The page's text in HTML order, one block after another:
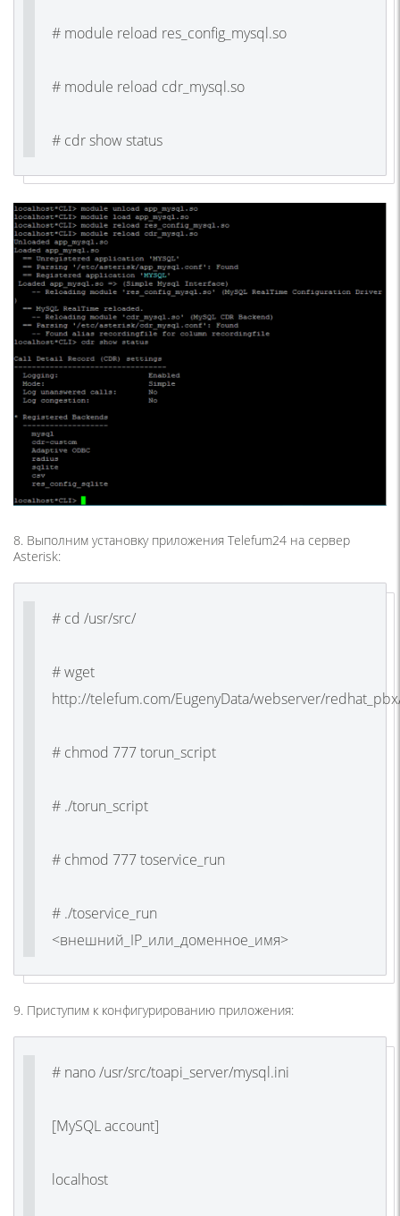
# module reload res_config_mysql.so
# module reload cdr_mysql.so
# cdr show status
8. Выполним установку приложения Telefum24 на сервер
Asterisk:
# cd /usr/src/
# wget
http://telefum.com/EugenyData/webserver/
# chmod 777 torun_script
# ./torun_script
# chmod 777 toservice_run
# ./toservice_run
<внешний_IP_или_доменное_имя>
9. Приступим к конфигурированию приложения:
# nano /usr/src/toapi_server/mysql.ini
[MySQL account]
localhost